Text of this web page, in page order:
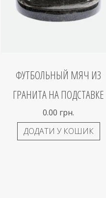
ФУТБОЛЬНЫЙ МЯЧ ИЗ
ГРАНИТА НА ПОДСТАВКЕ
0.00 грн.
ДОДАТИ У КОШИК